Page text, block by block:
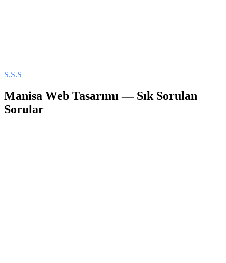
S.S.S
Manisa Web Tasarımı— Sık Sorulan
Sorular